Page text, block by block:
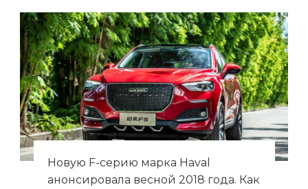
Новую F-серию марка Haval
анонсировала весной 2018 года. Как